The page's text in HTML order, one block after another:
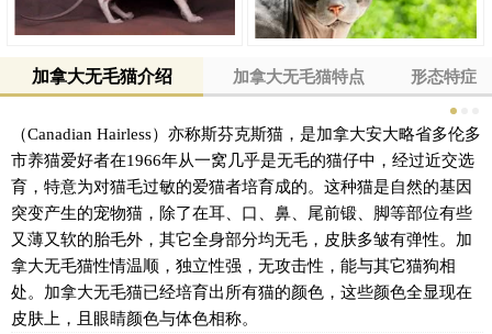
加拿大无毛猫介绍 加拿大无毛猫特点 形态特症
（Canadian Hairless）亦称斯芬克斯猫，是加拿大安大略省多伦多
市养猫爱好者在1966年从一窝几乎是无毛的猫仔中，经过近交选
育，特意为对猫毛过敏的爱猫者培育成的。这种猫是自然的基因
突变产生的宠物猫，除了在耳、口、鼻、尾前锻、脚等部位有些
又薄又软的胎毛外，其它全身部分均无毛，皮肤多皱有弹性。加
拿大无毛猫性情温顺，独立性强，无攻击性，能与其它猫狗相
处。加拿大无毛猫已经培育出所有猫的颜色，这些颜色全显现在
皮肤上，且眼睛颜色与体色相称。